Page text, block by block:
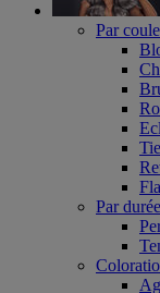
Par
Par durée